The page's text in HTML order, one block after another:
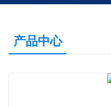
产品中心